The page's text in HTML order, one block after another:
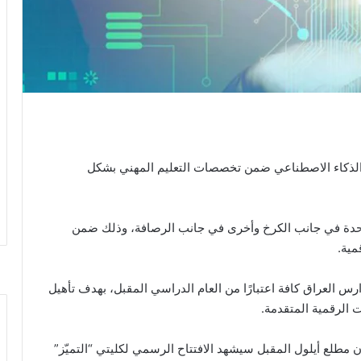
الاصطناعي ضمن تخصصات التعليم المهني بشكل
في جانب الكرخ وأخرى في جانب الرصافة، وذلك ضمن
العراق كافة اعتبارًا من العام الدراسي المقبل، بهدف تأهيل
الرقمية المتقدمة.
مطلع أيلول المقبل سيشهد الافتتاح الرسمي لكليتي “التميّز”